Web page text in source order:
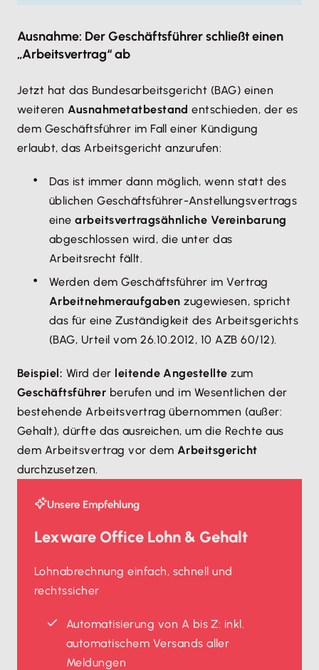
Ausnahme: Der Geschäftsführer schließt einen
„Arbeitsvertrag“ ab
Jetzt hat das Bundesarbeitsgericht (BAG) einen
weiterenAusnahmetatbestand entschieden, der es
dem Geschäftsführer im Fall einer Kündigung
erlaubt, das Arbeitsgericht anzurufen:
Das ist immer dann möglich, wenn statt des
üblichen Geschäftsführer-Anstellungsvertrags
einearbeitsvertragsähnliche Vereinbarung
abgeschlossen wird, die unter das
Arbeitsrecht fällt.
Werden dem Geschäftsführer im Vertrag
Arbeitnehmeraufgaben zugewiesen, spricht
das für eine Zuständigkeit des Arbeitsgerichts
(BAG, Urteil vom 26.10.2012, 10 AZB 60/12).
Beispiel: Wird der leitende Angestellte zum
Geschäftsführer berufen und im Wesentlichen der
bestehende Arbeitsvertrag übernommen (außer:
Gehalt), dürfte das ausreichen, um die Rechte aus
dem Arbeitsvertrag vor dem Arbeitsgericht
durchzusetzen.
Unsere Empfehlung
Lexware Office Lohn & Gehalt
Lohnabrechnung einfach, schnell und
rechtssicher
Automatisierung von A bis Z: inkl.
automatischem Versands aller
Meldungen